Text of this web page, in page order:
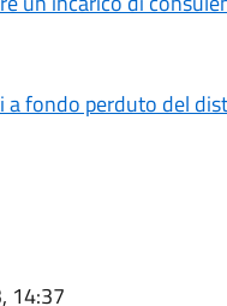
fondo perduto del
14:37